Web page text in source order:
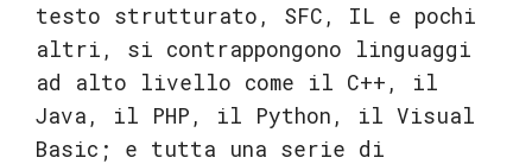
testo strutturato, SFC, IL e pochi
altri, si contrappongono linguaggi
ad alto livello come il C++, il
Java, il PHP, il Python, il Visual
Basic; e tutta una serie di